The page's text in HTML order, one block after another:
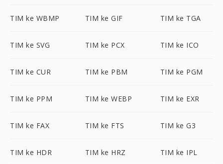
TIM ke WBMP TIM ke GIF TIM ke TGA
TIM ke SVG TIM ke PCX TIM ke ICO
TIM ke CUR TIM ke PBM TIM ke PGM
TIM ke PPM TIM ke WEBP TIM ke EXR
TIM ke FAX TIM ke FTS TIM ke G3
TIM ke HDR TIM ke HRZ TIM ke IPL